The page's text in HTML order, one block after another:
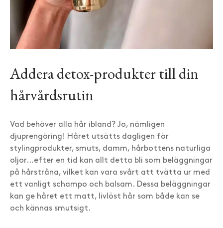
Addera detox-produkter till din
hårvårdsrutin
Vad behöver alla hår ibland? Jo, nämligen
djuprengöring! Håret utsätts dagligen för
stylingprodukter, smuts, damm, hårbottens naturliga
oljor…efter en tid kan allt detta bli som beläggningar
på hårstråna, vilket kan vara svårt att tvätta ur med
ett vanligt schampo och balsam. Dessa beläggningar
kan ge håret ett matt, livlöst hår som både kan se
och kännas smutsigt.